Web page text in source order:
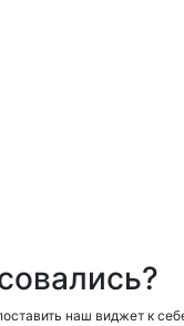
наш виджет к